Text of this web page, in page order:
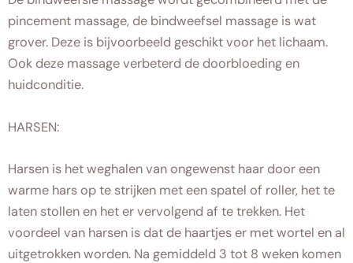
pincement massage, de bindweefsel massage is wat
grover. Deze is bijvoorbeeld geschikt voor het lichaam.
Ook deze massage verbeterd de doorbloeding en
huidconditie.
HARSEN:
Harsen is het weghalen van ongewenst haar door een
warme hars op te strijken met een spatel of roller, het te
laten stollen en het er vervolgend af te trekken. Het
voordeel van harsen is dat de haartjes er met wortel en al
uitgetrokken worden. Na gemiddeld 3 tot 8 weken komen